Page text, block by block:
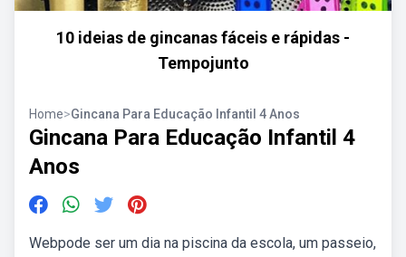
10 ideias de gincanas fáceis e rápidas -
Tempojunto
Home>Gincana Para Educação Infantil 4 Anos
Gincana Para Educação Infantil 4
Anos
Webpode ser um dia na piscina da escola, um passeio,